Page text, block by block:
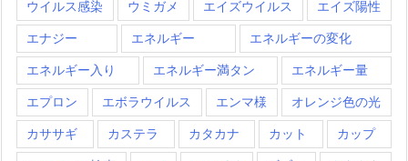
ウイルス感染 ウミガメ エイズウイルス エイズ陽性
エナジー エネルギー エネルギーの変化
エネルギー入り エネルギー満タン エネルギー量
エプロン エボラウイルス エンマ様 オレンジ色の光
カササギ カステラ カタカナ カット カップ